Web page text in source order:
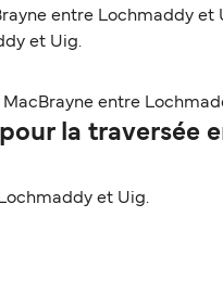
entre Lochmaddy
et Uig.
entre
la traversée
et Uig.